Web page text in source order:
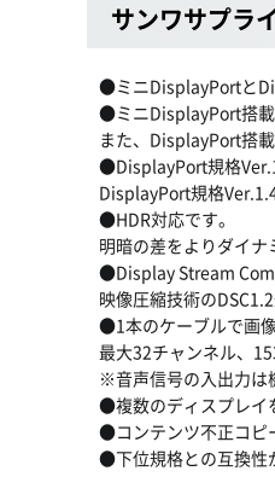
サンワサプラ
●ミニDisplayPortと
●ミニDisplayPort搭載
また、DisplayPort搭
●DisplayPort規格
DisplayPort規格
●HDR対応です。
明暗の差をよりダイ
●Display Stream
映像圧縮技術の
●1本のケーブルで画
最大32チャンネル、
※音声信号の入出力は
●複数のディスプレイ
●コンテンツ不正コピ
●下位規格との互換性